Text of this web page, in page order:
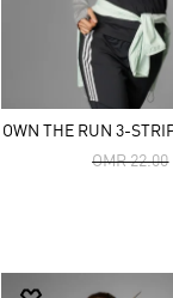
Price
OMR 22.00